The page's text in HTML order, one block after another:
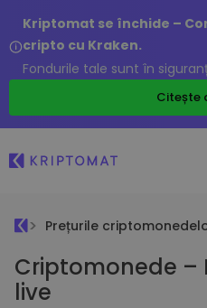
Kriptomat se închide –
cripto cu Kraken.
Fondurile tale sunt în
Citește
Prețurile
Criptomonede –
live